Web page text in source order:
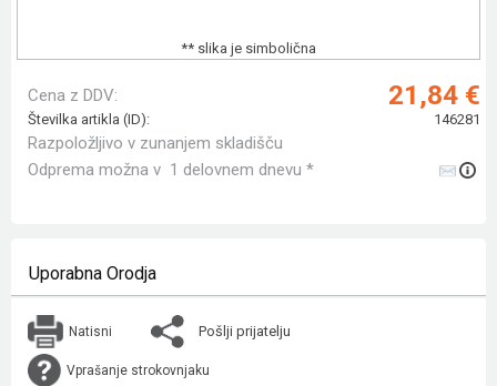
** slika je simbolična
Cena z DDV: 21,84 €
Številka artikla (ID): 146281
Razpoložljivo v zunanjem skladišču
Odprema možna v 1 delovnem dnevu *
Uporabna Orodja
Natisni Pošlji prijatelju
Vprašanje strokovnjaku